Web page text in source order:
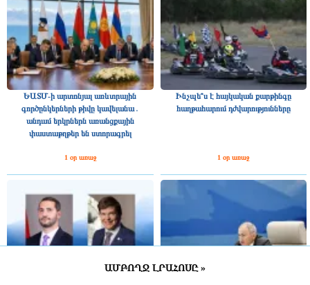
ԵԱՏՄ-ի արտոնյալ առևտրային
գործընկերների թիվը կավելանա․
անդամ երկրներն առանցքային
փաստաթղթեր են ստորագրել
1 օր առաջ
Ինչպե՞ս է հայկական քարթինգը
հաղթահարում դժվարությունները
1 օր առաջ
ԱՄԲՈՂՋ ԼՐԱՀՈՍԸ »